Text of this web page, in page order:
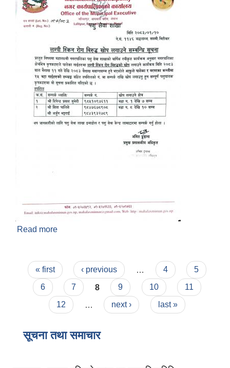
Read more
Pages
« first ‹ previous 4
5
6
7 8 9 10
11
12
next › last »
सूचना तथा समाचार